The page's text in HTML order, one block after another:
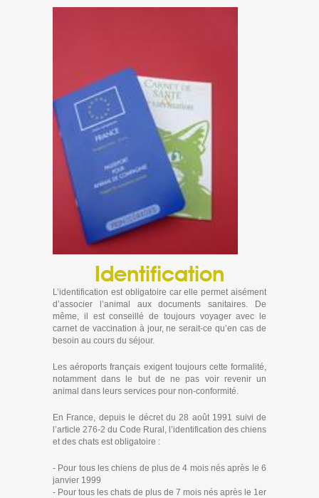
Identification
L’identification est obligatoire car elle permet aisément
d’associer l’animal aux documents sanitaires. De
même, il est conseillé de toujours voyager avec le
carnet de vaccination à jour, ne serait-ce qu’en cas de
besoin au cours du séjour.
Les aéroports français exigent toujours cette formalité,
notamment dans le but de ne pas voir revenir un
animal dans leurs services pour non-conformité.
En France, depuis le décret du 28 août 1991 suivi de
l’article 276-2 du Code Rural, l’identification des chiens
et des chats est obligatoire :
- Pour tous les chiens de plus de 4 mois nés après le 6
janvier 1999
- Pour tous les chats de plus de 7 mois nés après le 1er